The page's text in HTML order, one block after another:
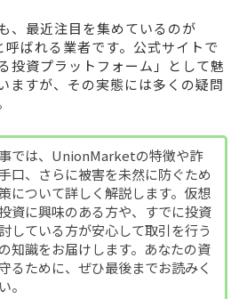
、最近注目を集めているのが
呼ばれる業者です。公式サイトで
投資プラットフォーム」として魅
ますが、その実態には多くの疑問
では、UnionMarketの特徴や詐
口、さらに被害を未然に防ぐため
について詳しく解説します。仮想
資に興味のある方や、すでに投資
している方が安心して取引を行う
知識をお届けします。あなたの資
るために、ぜひ最後までお読みく
。